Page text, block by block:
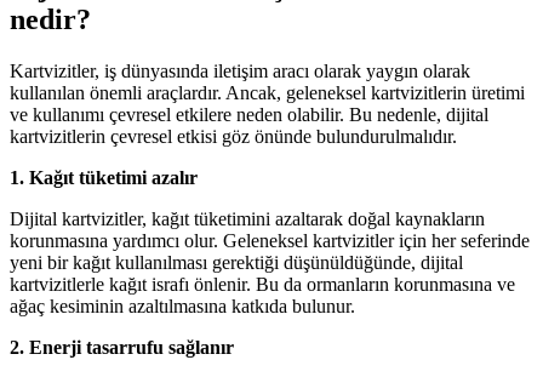
nedir?
Kartvizitler, iş dünyasında iletişim aracı olarak yaygın olarak
kullanılan önemli araçlardır. Ancak, geleneksel kartvizitlerin üretimi
ve kullanımı çevresel etkilere neden olabilir. Bu nedenle, dijital
kartvizitlerin çevresel etkisi göz önünde bulundurulmalıdır.
1. Kağıt tüketimi azalır
Dijital kartvizitler, kağıt tüketimini azaltarak doğal kaynakların
korunmasına yardımcı olur. Geleneksel kartvizitler için her seferinde
yeni bir kağıt kullanılması gerektiği düşünüldüğünde, dijital
kartvizitlerle kağıt israfı önlenir. Bu da ormanların korunmasına ve
ağaç kesiminin azaltılmasına katkıda bulunur.
2. Enerji tasarrufu sağlanır